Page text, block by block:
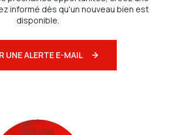
informé dès qu'un nouveau bien est
disponible.
UNE ALERTE E-MAIL